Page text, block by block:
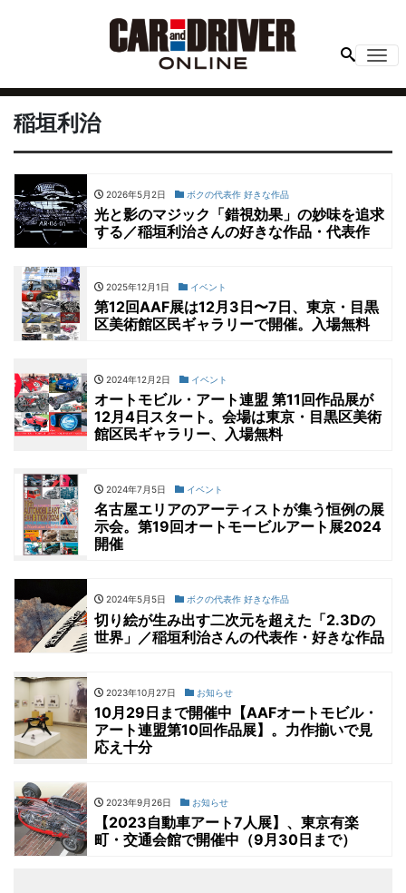
稲垣利治
2026年5月2日 ボクの代表作 好きな作品
光と影のマジック「錯視効果」の妙味を追求
する／稲垣利治さんの好きな作品・代表作
2025年12月1日 イベント
第12回AAF展は12月3日〜7日、東京・目黒
区美術館区民ギャラリーで開催。入場無料
2024年12月2日 イベント
オートモビル・アート連盟 第11回作品展が
12月4日スタート。会場は東京・目黒区美術
館区民ギャラリー、入場無料
2024年7月5日 イベント
名古屋エリアのアーティストが集う恒例の展
示会。第19回オートモービルアート展2024
開催
2024年5月5日 ボクの代表作 好きな作品
切り絵が生み出す二次元を超えた「2.3Dの
世界」／稲垣利治さんの代表作・好きな作品
2023年10月27日 お知らせ
10月29日まで開催中【AAFオートモビル・
アート連盟第10回作品展】。力作揃いで見
応え十分
2023年9月26日 お知らせ
【2023自動車アート7人展】、東京有楽
町・交通会館で開催中（9月30日まで）